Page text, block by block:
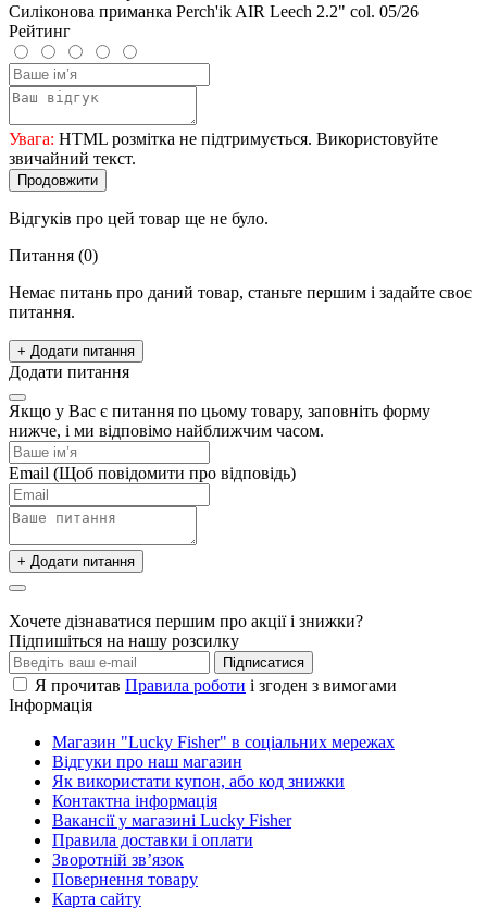
Силіконова приманка Perch'ik AIR Leech 2.2" col. 05/26
Рейтинг
Увага: HTML розмітка не підтримується. Використовуйте
звичайний текст.
Продовжити
Відгуків про цей товар ще не було.
Питання (0)
Немає питань про даний товар, станьте першим і задайте своє
питання.
+ Додати питання
Додати питання
Якщо у Вас є питання по цьому товару, заповніть форму
нижче, і ми відповімо найближчим часом.
Email (Щоб повідомити про відповідь)
+ Додати питання
Хочете дізнаватися першим про акції і знижки?
Підпишіться на нашу розсилку
Підписатися
Я прочитав Правила роботи і згоден з вимогами
Інформація
Магазин "Lucky Fisher" в соціальних мережах
Відгуки про наш магазин
Як використати купон, або код знижки
Контактна інформація
Вакансії у магазині Lucky Fisher
Правила доставки і оплати
Зворотній зв’язок
Повернення товару
Карта сайту